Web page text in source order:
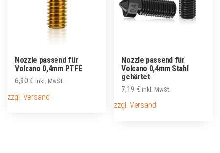
Nozzle passend für
Volcano 0,4mm PTFE
6,90 € inkl. MwSt.
zzgl. Versand
Nozzle passend für
Volcano 0,4mm Stahl
gehärtet
7,19€ inkl. MwSt.
zzgl. Versand